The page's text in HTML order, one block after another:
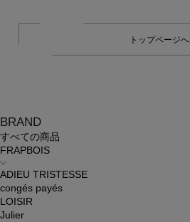
BRAND
すべての商品
FRAPBOIS
ADIEU TRISTESSE
congés payés
LOISIR
Julier
トップページへ